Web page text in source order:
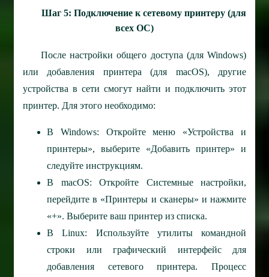
Шаг 5: Подключение к сетевому принтеру (для
всех ОС)
После настройки общего доступа (для Windows)
или добавления принтера (для macOS), другие
устройства в сети смогут найти и подключить этот
принтер. Для этого необходимо:
В Windows: Откройте меню «Устройства и
принтеры», выберите «Добавить принтер» и
следуйте инструкциям.
В macOS: Откройте Системные настройки,
перейдите в «Принтеры и сканеры» и нажмите
«+». Выберите ваш принтер из списка.
В Linux: Используйте утилиты командной
строки или графический интерфейс для
добавления сетевого принтера. Процесс